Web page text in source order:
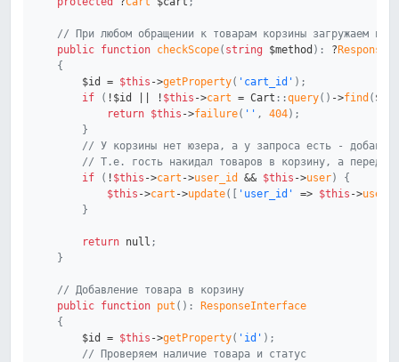
// При любом обращении к товарам корзины загружаем и
public function checkScope( string $method ) : ?
{
$id
= $this ->getProperty( 'cart_id' ) ;
if
( ! $id ! $this ->cart = Cart ::query( ) ->find ( $id
return $this ->failure( '' , 404) ;
}
// У корзины нет юзера, а у запроса есть -
// Т.е. гость накидал товаров в корзину, а перед
if
( ! $this ->cart ->user_id && $this ->user)
{
$this ->cart ->update( 'user_id' => $this ->user
}
return null ;
}
// Добавление товара в корзину
public function put ( ) :
ResponseInterface
{
$id
= $this ->getProperty( 'id' ) ;
// Проверяем наличие товара и статус